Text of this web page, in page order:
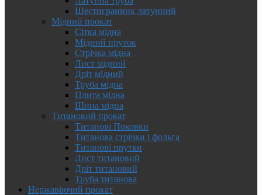
Шестигранник латунний
Мідний прокат
Сітка мідна
Мідний пруток
Стрічка мідна
Лист мідний
Дріт мідний
Труба мідна
Плита мідна
Шина мідна
Титановий прокат
Титанові Поковки
Титанова стрічки і фольга
Титанові прутки
Лист титановий
Дріт титановий
Труба титанова
Нержавіючий прокат